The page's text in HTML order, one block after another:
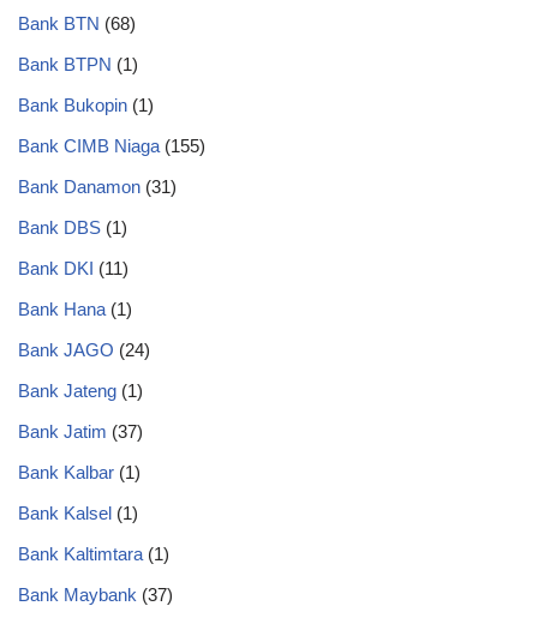
Bank BTN (68)
Bank BTPN (1)
Bank Bukopin (1)
Bank CIMB Niaga (155)
Bank Danamon (31)
Bank DBS (1)
Bank DKI (11)
Bank Hana (1)
Bank JAGO (24)
Bank Jateng (1)
Bank Jatim (37)
Bank Kalbar (1)
Bank Kalsel (1)
Bank Kaltimtara (1)
Bank Maybank (37)